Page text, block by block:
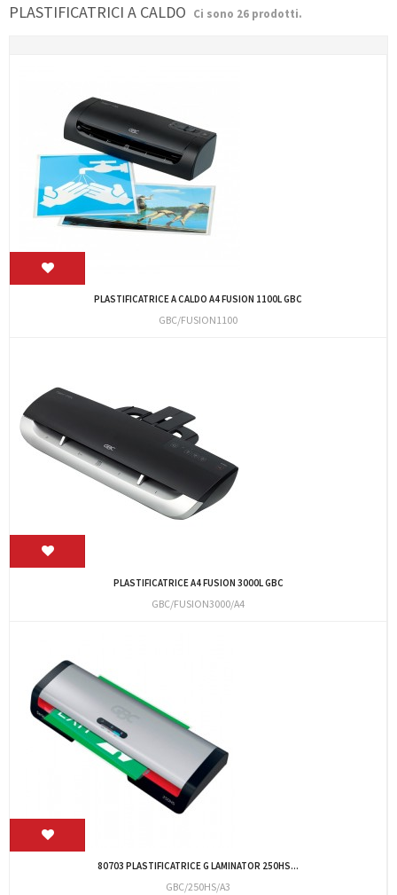
PLASTIFICATRICI A CALDO Ci sono 26 prodotti.
PLASTIFICATRICE A CALDO A4 FUSION 1100L GBC
GBC/FUSION1100
PLASTIFICATRICE A4 FUSION 3000L GBC
GBC/FUSION3000/A4
80703 PLASTIFICATRICE G LAMINATOR 250HS...
GBC/250HS/A3